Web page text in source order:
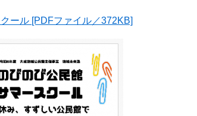
ール [PDFファイル／372KB]